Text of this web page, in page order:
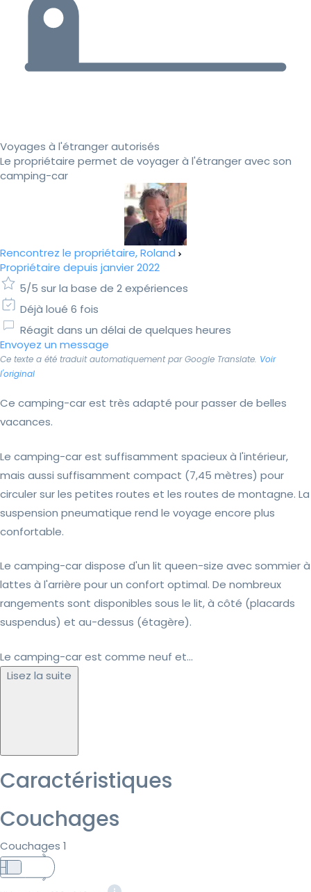
Voyages à l'étranger autorisés
Le propriétaire permet de voyager à l'étranger avec son
camping-car
Rencontrez le propriétaire, Roland
Propriétaire depuis janvier 2022
5/5 sur la base de 2 expériences
Déjà loué 6 fois
Réagit dans un délai de quelques heures
Envoyez un message
Ce texte a été traduit automatiquement par Google Translate. Voir
l'original
Ce camping-car est très adapté pour passer de belles
vacances.
Le camping-car est suffisamment spacieux à l'intérieur,
mais aussi suffisamment compact (7,45 mètres) pour
circuler sur les petites routes et les routes de montagne. La
suspension pneumatique rend le voyage encore plus
confortable.
Le camping-car dispose d'un lit queen-size avec sommier à
lattes à l'arrière pour un confort optimal. De nombreux
rangements sont disponibles sous le lit, à côté (placards
suspendus) et au-dessus (étagère).
Le camping-car est comme neuf et...
Lisez la suite
Caractéristiques
Couchages
Couchages 1